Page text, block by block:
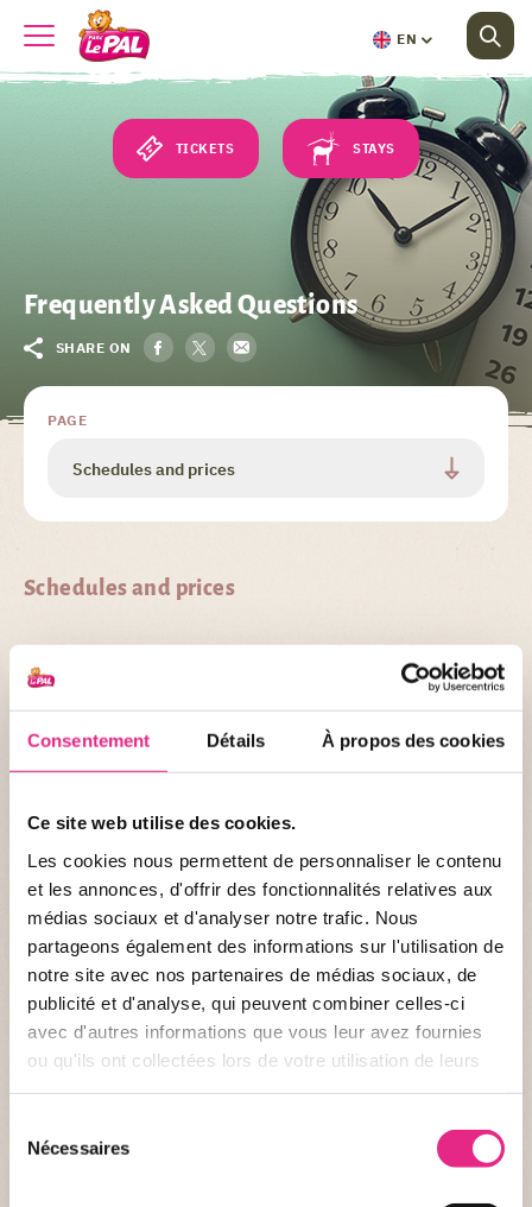
Consentement Détails À propos des cookies
Ce site web utilise des cookies.
Les cookies nous permettent de personnaliser le contenu
et les annonces, d'offrir des fonctionnalités relatives aux
médias sociaux et d'analyser notre trafic. Nous
partageons également des informations sur l'utilisation de
notre site avec nos partenaires de médias sociaux, de
publicité et d'analyse, qui peuvent combiner celles-ci
avec d'autres informations que vous leur avez fournies
ou qu'ils ont collectées lors de votre utilisation de leurs
Nécessaires
EN
TICKETS STAYS
Frequently Asked Questions
SHARE ON
PAGE
Schedules and prices
What are the park's schedules?
What are the timetables of the attractions?
Discover the application
To take full advantage of your visit,
attend your favorite events and
quickly take possession of the places